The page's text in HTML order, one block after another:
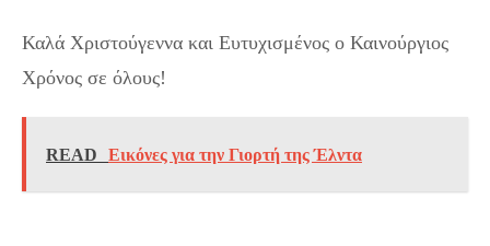
Καλά Χριστούγεννα και Ευτυχισμένος ο Καινούργιος
Χρόνος σε όλους!
READ Εικόνες για την Γιορτή της Έλντα